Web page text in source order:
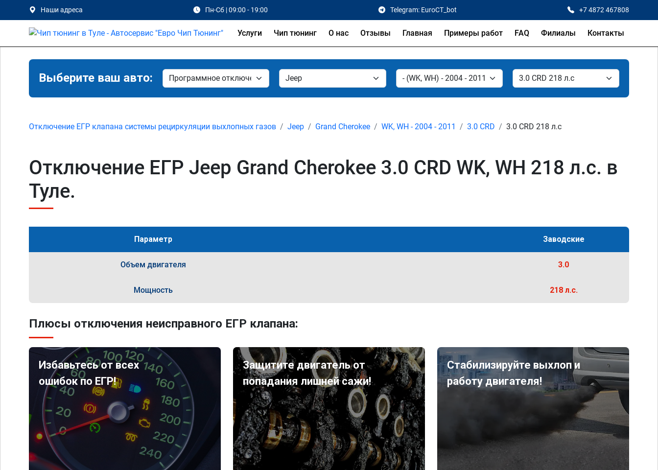
Наши адреса Пн-Сб | 09:00 - 19:00 Telegram: EuroCT_bot +7 4872 467808
Услуги Чип тюнинг О нас Отзывы Главная Примеры работ FAQ Филиалы Контакты
Выберите ваш авто:
Отключение ЕГР клапана системы рециркуляции выхлопных газов Jeep Grand Cherokee WK, WH - 2004 - 2011 3.0 CRD 3.0 CRD 218 л.с
Отключение ЕГР Jeep Grand Cherokee 3.0 CRD WK, WH 218 л.с. в
Туле.
Параметр Заводские
Объем двигателя 3.0
Мощность 218 л.с.
Плюсы отключения неисправного ЕГР клапана:
Избавьтесь от всех
ошибок по ЕГР!
Защитите двигатель от
попадания лишней сажи!
Стабилизируйте выхлоп и
работу двигателя!